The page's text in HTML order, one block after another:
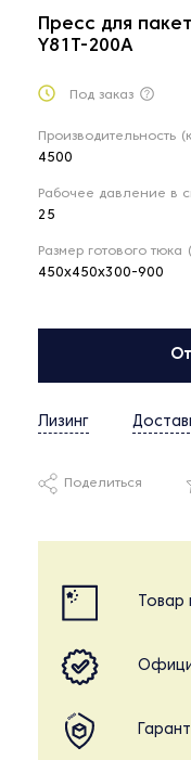
Пресс для
Y81T-200A
Под заказ
Производительность
4500
Рабочее давление в
25
Размер готового тюка
450х450х300-900
Лизинг
Поделиться